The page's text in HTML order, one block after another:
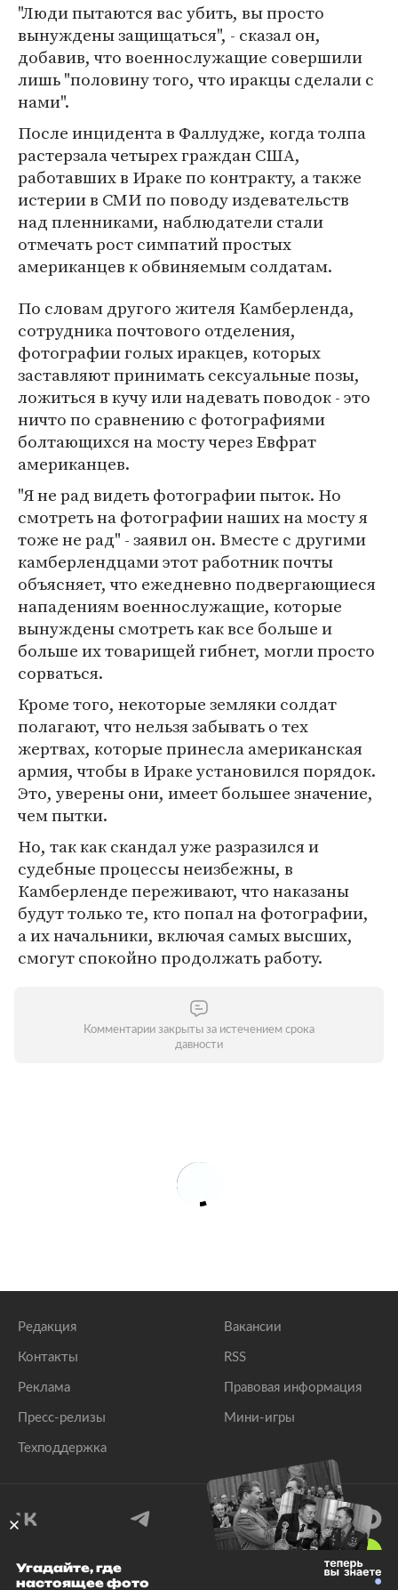
"Люди пытаются вас убить, вы просто
вынуждены защищаться", - сказал он,
добавив, что военнослужащие совершили
лишь "половину того, что иракцы сделали с
нами".
После инцидента в Фаллудже, когда толпа
растерзала четырех граждан США,
работавших в Ираке по контракту, а также
истерии в СМИ по поводу издевательств
над пленниками, наблюдатели стали
отмечать рост симпатий простых
американцев к обвиняемым солдатам.
По словам другого жителя Камберленда,
сотрудника почтового отделения,
фотографии голых иракцев, которых
заставляют принимать сексуальные позы,
ложиться в кучу или надевать поводок - это
ничто по сравнению с фотографиями
болтающихся на мосту через Евфрат
американцев.
"Я не рад видеть фотографии пыток. Но
смотреть на фотографии наших на мосту я
тоже не рад" - заявил он. Вместе с другими
камберлендцами этот работник почты
объясняет, что ежедневно подвергающиеся
нападениям военнослужащие, которые
вынуждены смотреть как все больше и
больше их товарищей гибнет, могли просто
сорваться.
Кроме того, некоторые земляки солдат
полагают, что нельзя забывать о тех
жертвах, которые принесла американская
армия, чтобы в Ираке установился порядок.
Это, уверены они, имеет большее значение,
чем пытки.
Но, так как скандал уже разразился и
судебные процессы неизбежны, в
Камберленде переживают, что наказаны
будут только те, кто попал на фотографии,
а их начальники, включая самых высших,
смогут спокойно продолжать работу.
Комментарии закрыты за истечением срока
давности
Редакция
Контакты
Реклама
Пресс-релизы
Техподдержка
Вакансии
RSS
Правовая информация
Мини-игры
© 1999–2026 Все права защищены.
Угадайте, где
настоящее фото